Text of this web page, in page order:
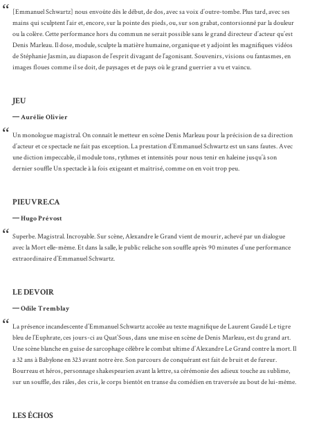
“ [Emmanuel Schwartz] nous envoûte dès le début, de dos, avec sa voix d’outre-tombe. Plus tard, avec ses
mains qui sculptent l’air et, encore, sur la pointe des pieds, ou, sur son grabat, contorsionné par la douleur
ou la colère. Cette performance hors du commun ne serait possible sans le grand directeur d’acteur qu’est
Denis Marleau. Il dose, module, sculpte la matière humaine, organique et y adjoint les magnifiques vidéos
de Stéphanie Jasmin, au diapason de l’esprit divagant de l’agonisant. Souvenirs, visions ou fantasmes, en
images floues comme il se doit, de paysages et de pays où le grand guerrier a vu et vaincu.
JEU
Aurélie Olivier
“ Un monologue magistral. On connaît le metteur en scène Denis Marleau pour la précision de sa direction
d’acteur et ce spectacle ne fait pas exception. La prestation d’Emmanuel Schwartz est un sans fautes. Avec
une diction impeccable, il module tons, rythmes et intensités pour nous tenir en haleine jusqu’à son
dernier souffle Un spectacle à la fois exigeant et maîtrisé, comme on en voit trop peu.
PIEUVRE.CA
Hugo Prévost
“ Superbe. Magistral. Incroyable. Sur scène, Alexandre le Grand vient de mourir, achevé par un dialogue
avec la Mort elle-même. Et dans la salle, le public relâche son souffle après 90 minutes d’une performance
extraordinaire d’Emmanuel Schwartz.
LE DEVOIR
Odile Tremblay
“ La présence incandescente d’Emmanuel Schwartz accolée au texte magnifique de Laurent Gaudé Le tigre
bleu de l’Euphrate, ces jours-ci au Quat’Sous, dans une mise en scène de Denis Marleau, est du grand art.
Une scène blanche en guise de sarcophage célèbre le combat ultime d’Alexandre Le Grand contre la mort. Il
a 32 ans à Babylone en 323 avant notre ère. Son parcours de conquérant est fait de bruit et de fureur.
Bourreau et héros, personnage shakespearien avant la lettre, sa cérémonie des adieux touche au sublime,
sur un souffle, des râles, des cris, le corps bientôt en transe du comédien en traversée au bout de lui-même.
LES ÉCHOS